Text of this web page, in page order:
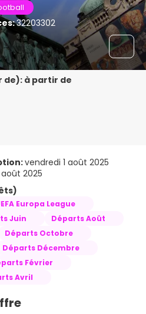
32203302
de): à partir de
vendredi 1 août 2025
2025
Europa League
Juin
Départs Août
Départs Octobre
Départs Décembre
Février
Avril